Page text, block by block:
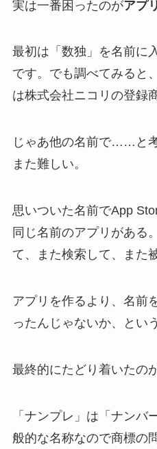
実は一番困ったのがアプ
最初は「数独」を名前に
です。でも調べてみると
は株式会社ニコリの登録
じゃあ他の名前で……と
また難しい。
思いついた名前でApp
同じ名前のアプリがある
て、また検索して、また
アプリを作るより、名前
ったんじゃないか、とい
最終的にたどり着いたの
「ナンプレ」は「ナンバ
般的な名称なので商標の